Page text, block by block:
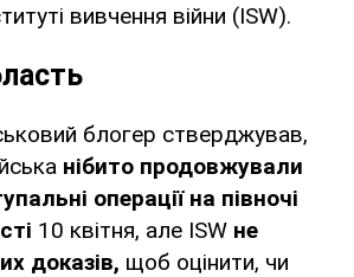
вивчення війни (ISW).
блогер стверджував,
нібито продовжували
операції на півночі
10 квітня, але ISW не
доказів, щоб оцінити, чи